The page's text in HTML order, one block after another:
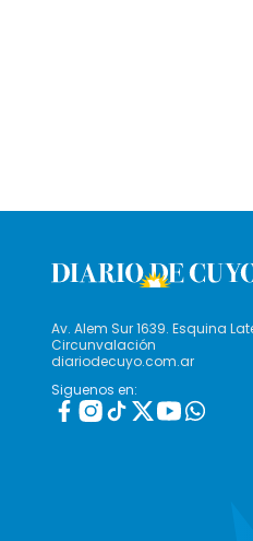
Av. Alem Sur 1639. Esquina
Circunvalación
diariodecuyo.com.ar
Siguenos en: